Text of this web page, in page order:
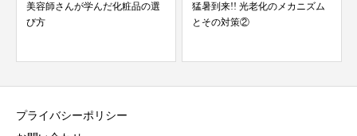
美容師さんが学んだ化粧品の選
び方
猛暑到来!! 光老化のメカニズム
とその対策②
プライバシーポリシー